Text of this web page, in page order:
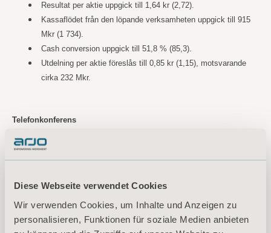
Diese Webseite verwendet Cookies
Wir verwenden Cookies, um Inhalte und Anzeigen zu
personalisieren, Funktionen für soziale Medien anbieten
Resultat per aktie uppgick till 1,64 kr (2,72).
Kassaflödet från den löpande verksamheten uppgick till 915
Mkr (1 734).
Cash conversion uppgick till 51,8 % (85,3).
Utdelning per aktie föreslås till 0,85 kr (1,15), motsvarande
cirka 232 Mkr.
Telefonkonferens
Fondförvaltare, analytiker och media bjuds in till en telefonkonferens
Deltagare som önskar ställa muntliga frågor via telefonkonferensen
behöver registrera sig via länken nedan. Efter registreringen erhålls ett
telefonnummer och konferens-ID för att logga in till konferensen. Länk